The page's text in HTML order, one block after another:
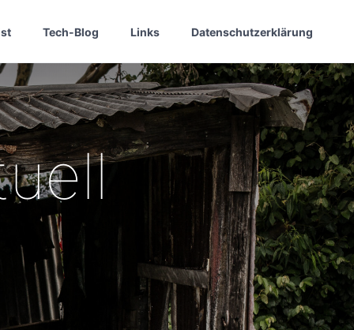
Tech-Blog Links Datenschutzerklärung